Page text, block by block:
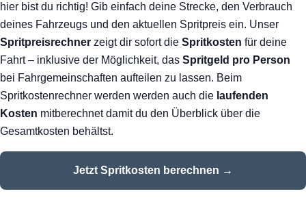
hier bist du richtig! Gib einfach deine Strecke, den Verbrauch
deines Fahrzeugs und den aktuellen Spritpreis ein. Unser
Spritpreisrechner zeigt dir sofort die Spritkosten für deine
Fahrt – inklusive der Möglichkeit, das Spritgeld pro Person
bei Fahrgemeinschaften aufteilen zu lassen. Beim
Spritkostenrechner werden werden auch die laufenden
Kosten mitberechnet damit du den Überblick über die
Gesamtkosten behältst.
Jetzt Spritkosten berechnen →